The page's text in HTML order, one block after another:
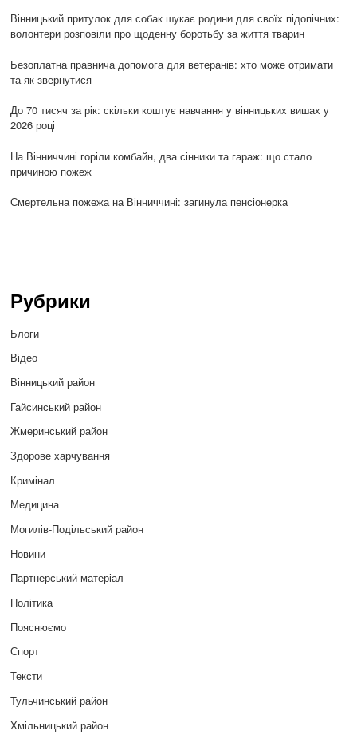
Вінницький притулок для собак шукає родини для своїх підопічних:
волонтери розповіли про щоденну боротьбу за життя тварин
Безоплатна правнича допомога для ветеранів: хто може отримати
та як звернутися
До 70 тисяч за рік: скільки коштує навчання у вінницьких вишах у
2026 році
На Вінниччині горіли комбайн, два сінники та гараж: що стало
причиною пожеж
Смертельна пожежа на Вінниччині: загинула пенсіонерка
Рубрики
Блоги
Відео
Вінницький район
Гайсинський район
Жмеринський район
Здорове харчування
Кримінал
Медицина
Могилів-Подільський район
Новини
Партнерський матеріал
Політика
Пояснюємо
Спорт
Тексти
Тульчинський район
Хмільницький район